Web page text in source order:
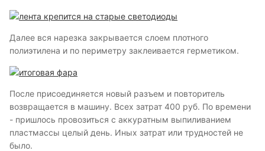
Далее вся нарезка закрывается слоем плотного
полиэтилена и по периметру заклеивается герметиком.
После присоединяется новый разъем и повторитель
возвращается в машину. Всех затрат 400 руб. По времени
- пришлось провозиться с аккуратным выпиливанием
пластмассы целый день. Иных затрат или трудностей не
было.